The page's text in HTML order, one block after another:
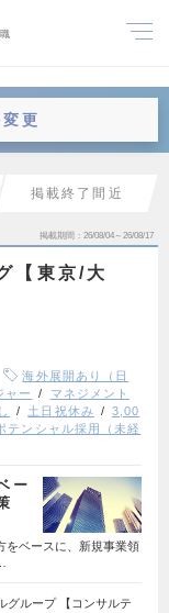
更
掲載終了間近
掲載期間 26/08/04～26/08/17
【東京/大
海外展開あり（日
ャー
マネジメント
土日祝休み
3,00
テンシャル採用（未経
ー
をベースに、新規事業領
グループ 【コンサルテ